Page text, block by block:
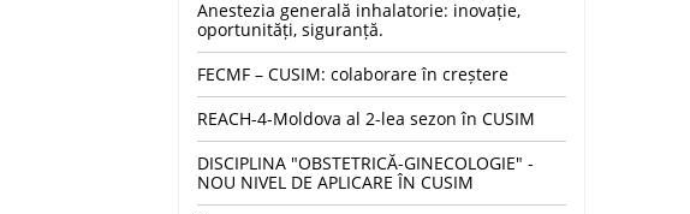
Anestezia generală inhalatorie: inovație,
oportunități, siguranță.
FECMF – CUSIM: colaborare în creștere
REACH-4-Moldova al 2-lea sezon în CUSIM
DISCIPLINA "OBSTETRICĂ-GINECOLOGIE" -
NOU NIVEL DE APLICARE ÎN CUSIM